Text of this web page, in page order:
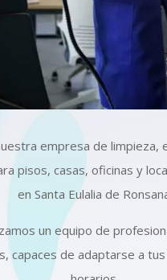
empresa de limpieza,
pisos, casas, oficinas y
en Santa Eulalia de
un equipo de
capaces de adaptarse a